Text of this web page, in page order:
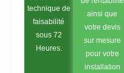
technique de
faisabilité
sous 72
Heures.
ainsi que
votre devis
sur mesure
pour votre
installation